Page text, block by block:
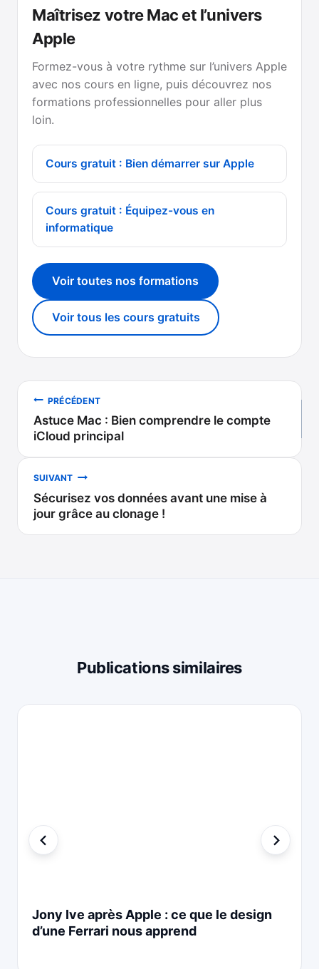
Maîtrisez votre Mac et l’univers
Apple
Formez-vous à votre rythme sur l’univers Apple
avec nos cours en ligne, puis découvrez nos
formations professionnelles pour aller plus
loin.
Cours gratuit : Bien démarrer sur Apple
Cours gratuit : Équipez-vous en
informatique
Voir toutes nos formations
Voir tous les cours gratuits
Navigation
de
l’article
PRÉCÉDENT
Astuce Mac : Bien comprendre le compte
iCloud principal
SUIVANT
Sécurisez vos données avant une mise à
jour grâce au clonage !
Publications similaires
Jony Ive après Apple : ce que le design
d’une Ferrari nous apprend